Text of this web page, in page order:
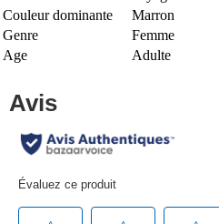
Couleur dominante
Marron
Genre
Femme
Age
Adulte